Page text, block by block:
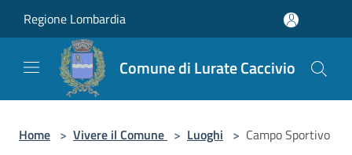
Regione Lombardia
Comune di Lurate Caccivio
Home > Vivere il Comune > Luoghi > Campo Sportivo